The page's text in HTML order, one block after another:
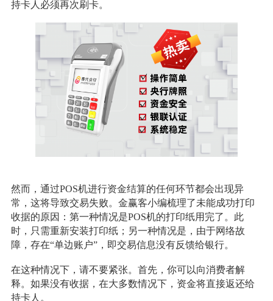
持卡人必须再次刷卡。
然而，通过POS机进行资金结算的任何环节都会出现异
常，这将导致交易失败。金赢客小编梳理了未能成功打印
收据的原因：第一种情况是POS机的打印纸用完了。此
时，只需重新安装打印纸；另一种情况是，由于网络故
障，存在“单边账户”，即交易信息没有反馈给银行。
在这种情况下，请不要紧张。首先，你可以向消费者解
释。如果没有收据，在大多数情况下，资金将直接返还给
持卡人。